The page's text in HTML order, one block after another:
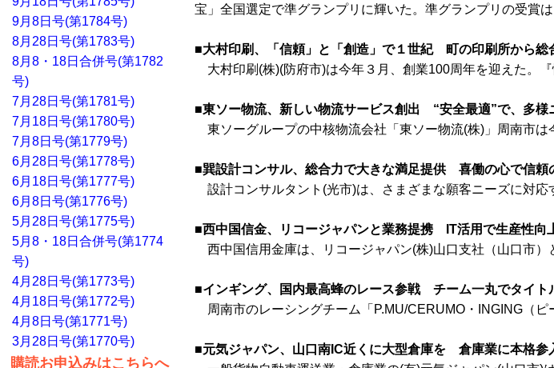
9月8日号(第1784号)
8月28日号(第1783号)
8月8・18日合併号(第1782
号)
7月28日号(第1781号)
7月18日号(第1780号)
7月8日号(第1779号)
6月28日号(第1778号)
6月18日号(第1777号)
6月8日号(第1776号)
5月28日号(第1775号)
5月8・18日合併号(第1774
号)
4月28日号(第1773号)
4月18日号(第1772号)
4月8日号(第1771号)
3月28日号(第1770号)
購読お申込みはこちらへ
宝」全国選定で準グランプリに輝いた。準グランプリの受賞
■大村印刷、「信頼」と「創造」で１世紀 町の印刷所から総
大村印刷(株)(防府市)は今年３月、創業100周年を迎えた。
■東ソー物流、新しい物流サービス創出 “安全最適”で、多様
東ソーグループの中核物流会社「東ソー物流(株)」周南市は
■巽設計コンサル、総合力で大きな満足提供 喜働の心で信頼
設計コンサルタント(光市)は、さまざまな願客ニーズに対
■西中国信金、リコージャパンと業務提携 IT活用で生産性向
西中国信用金庫は、リコージャパン(株)山口支社（山口市）
■インギング、国内最高蜂のレース参戦 チーム一丸でタイ
周南市のレーシングチーム「P.MU/CERUMO・INGING（
■元気ジャパン、山口南IC近くに大型倉庫を 倉庫業に本格参